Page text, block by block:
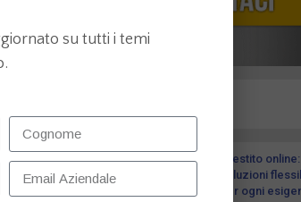
Prestito online:
soluzioni
per ogni
su tutti i temi